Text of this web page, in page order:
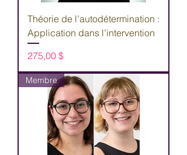
Théorie de l’autodétermination :
Application dans l’intervention
Prix
275,00 $
Membre